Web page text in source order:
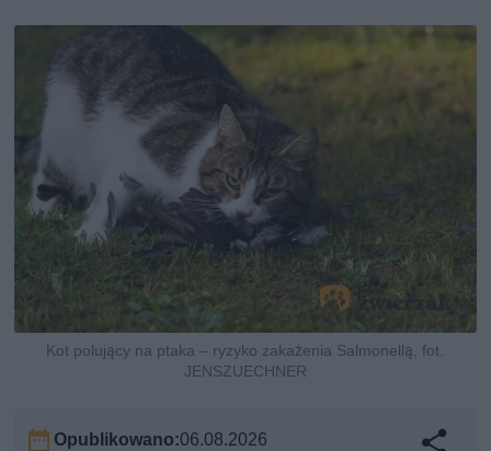
Kot polujący na ptaka – ryzyko zakażenia Salmonellą, fot.
JENSZUECHNER
Opublikowano:06.08.2026